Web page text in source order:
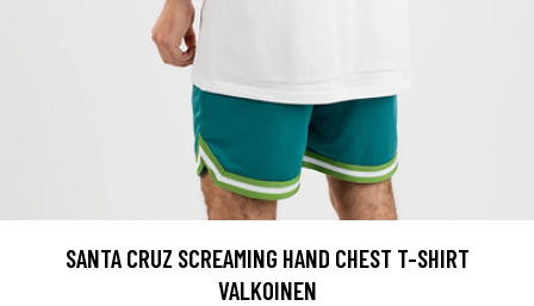
SANTA CRUZ SCREAMING HAND CHEST T-SHIRT
VALKOINEN